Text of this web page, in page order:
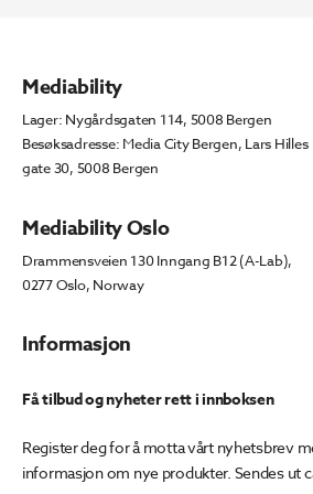
Informasjon
Mediability
Lager: Nygårdsgaten 114, 5008 Bergen
Besøksadresse: Media City Bergen, Lars Hilles
gate 30, 5008 Bergen
Mediability Oslo
Drammensveien 130 Inngang B12 (A-Lab),
0277 Oslo, Norway
Få tilbud og nyheter rett i innboksen
Register deg for å motta vårt nyhetsbrev
informasjon om nye produkter. Sendes ut